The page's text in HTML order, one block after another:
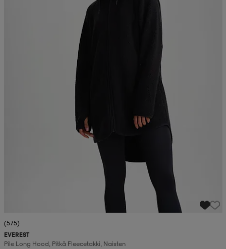
(575)
EVEREST
Pile Long Hood, Pitkä Fleecetakki, Naisten